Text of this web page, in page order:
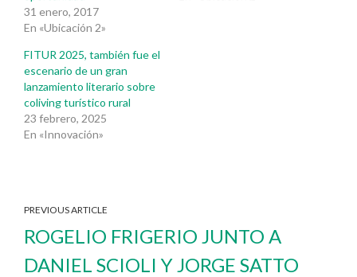
31 enero, 2017
En «Ubicación 2»
FITUR 2025, también fue el
escenario de un gran
lanzamiento literario sobre
coliving turístico rural
23 febrero, 2025
En «Innovación»
PREVIOUS ARTICLE
ROGELIO FRIGERIO JUNTO A
DANIEL SCIOLI Y JORGE SATTO